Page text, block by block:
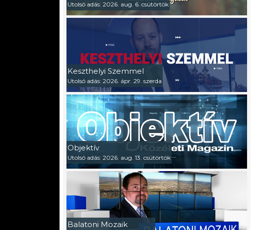
Utolsó adás: 2026. aug. 6. csütörtök
Keszthelyi Szemmel
Utolsó adás: 2026. ápr. 29. szerda
Objektív
Utolsó adás: 2026. aug. 13. csütörtök
Balatoni Mozaik